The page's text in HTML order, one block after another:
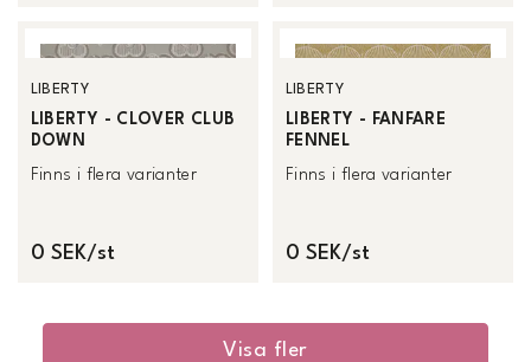
LIBERTY
LIBERTY - CLOVER CLUB
DOWN
Finns i flera varianter
0 SEK/st
LIBERTY
LIBERTY - FANFARE
FENNEL
Finns i flera varianter
0 SEK/st
Visa fler